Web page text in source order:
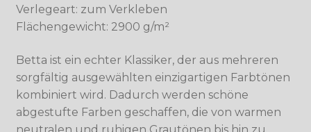
Verlegeart: zum Verkleben
Flächengewicht: 2900 g/m²
Betta ist ein echter Klassiker, der aus mehreren
sorgfältig ausgewählten einzigartigen Farbtönen
kombiniert wird. Dadurch werden schöne
abgestufte Farben geschaffen, die von warmen